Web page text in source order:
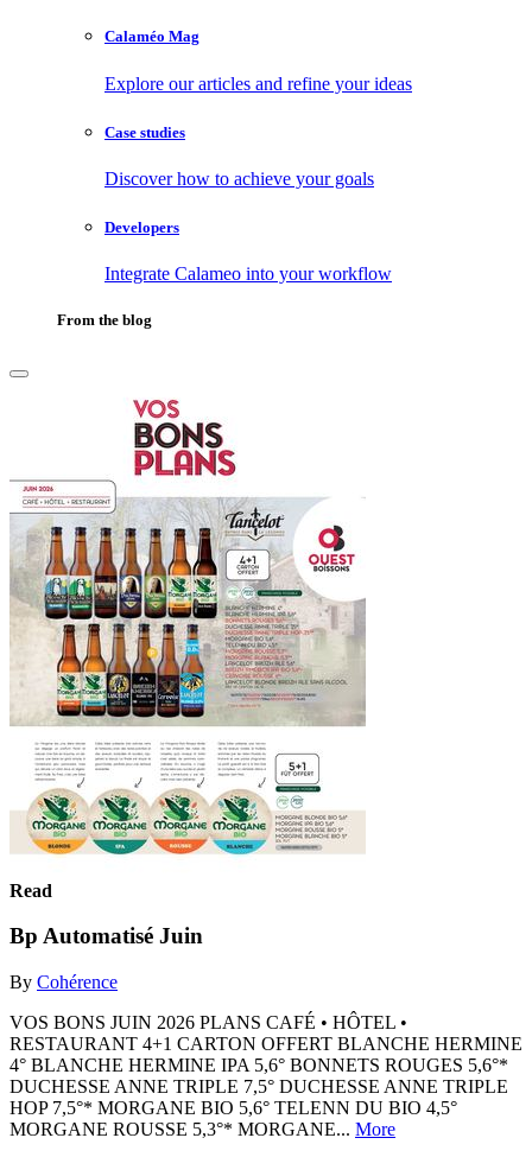
Calaméo Mag
Explore our articles and refine your ideas
Case studies
Discover how to achieve your goals
Developers
Integrate Calameo into your workflow
From the blog
Read
Bp Automatisé Juin
By Cohérence
VOS BONS JUIN 2026 PLANS CAFÉ • ​HÔTEL • ​
RESTAURANT 4+1 CARTON OFFERT BLANCHE HERMINE
4° BLANCHE HERMINE IPA 5,6° BONNETS ROUGES 5,6°*
DUCHESSE ANNE TRIPLE 7,5° DUCHESSE ANNE TRIPLE
HOP 7,5°* MORGANE BIO 5,6° TELENN DU BIO 4,5°
MORGANE ROUSSE 5,3°* MORGANE... More